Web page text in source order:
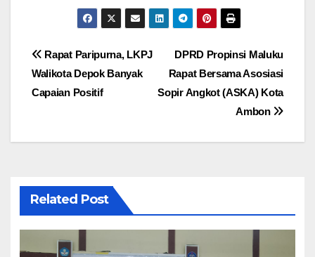
Navigasi
pos
DPRD Propinsi Maluku
Rapat Bersama Asosiasi
Sopir Angkot (ASKA) Kota
Ambon
Rapat Paripurna, LKPJ
Walikota Depok Banyak
Capaian Positif
Related Post